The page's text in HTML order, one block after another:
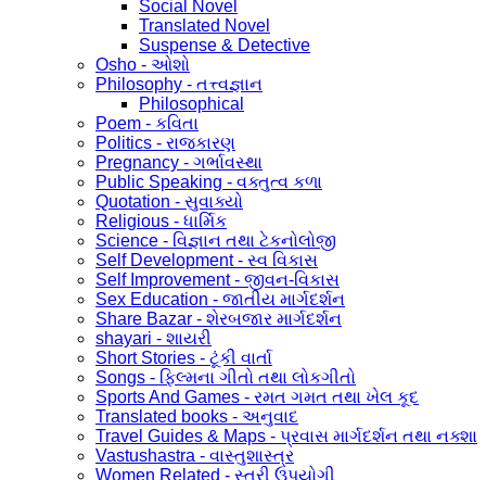
Social Novel
Translated Novel
Suspense & Detective
Osho - ઓશો
Philosophy - તત્ત્વજ્ઞાન
Philosophical
Poem - કવિતા
Politics - રાજકારણ
Pregnancy - ગર્ભાવસ્થા
Public Speaking - વક્તુત્વ કળા
Quotation - સુવાક્યો
Religious - ધાર્મિક
Science - વિજ્ઞાન તથા ટેકનોલોજી
Self Development - સ્વ વિકાસ
Self Improvement - જીવન-વિકાસ
Sex Education - જાતીય માર્ગદર્શન
Share Bazar - શેરબજાર માર્ગદર્શન
shayari - શાયરી
Short Stories - ટૂંકી વાર્તા
Songs - ફિલ્મના ગીતો તથા લોકગીતો
Sports And Games - રમત ગમત તથા ખેલ કૂદ
Translated books - અનુવાદ
Travel Guides & Maps - પ્રવાસ માર્ગદર્શન તથા નક્શા
Vastushastra - વાસ્તુશાસ્ત્ર
Women Related - સ્ત્રી ઉપયોગી